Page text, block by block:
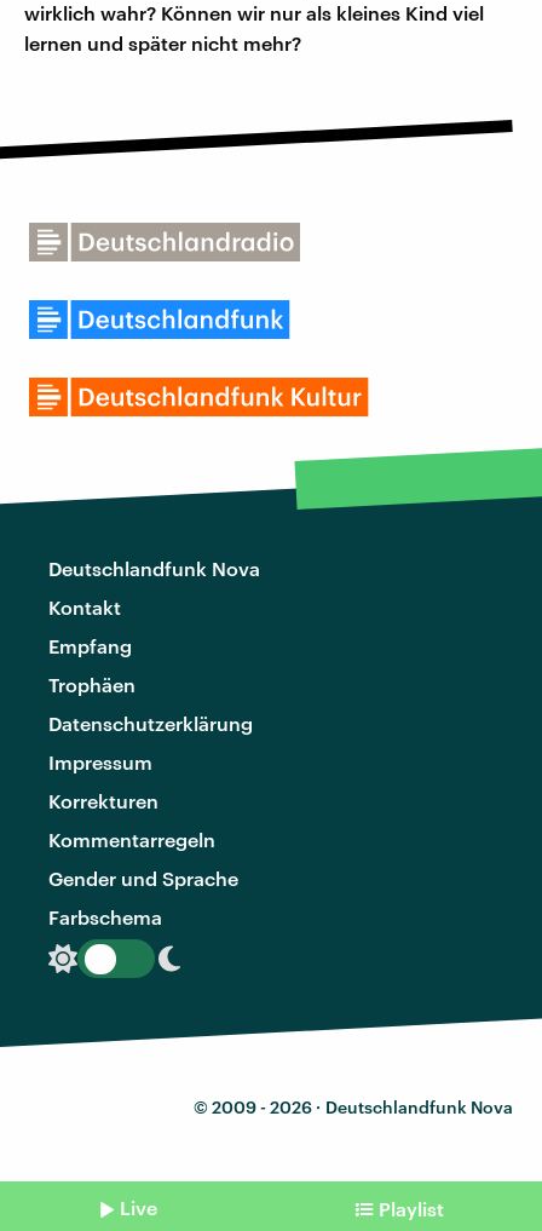
wirklich wahr? Können wir nur als kleines Kind viel
lernen und später nicht mehr?
Deutschlandfunk Nova
Kontakt
Empfang
Trophäen
Datenschutzerklärung
Impressum
Korrekturen
Kommentarregeln
Gender und Sprache
Farbschema
© 2009 - 2026 · Deutschlandfunk Nova
Live Playlist